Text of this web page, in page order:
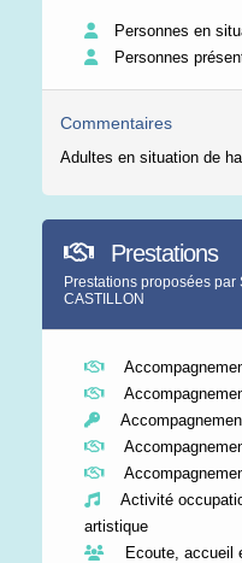
Personnes en
Personnes
Commentaires
Adultes en situation de
Prestations
Prestations proposées par
CASTILLON
Activité
artistique
Ecoute, accueil